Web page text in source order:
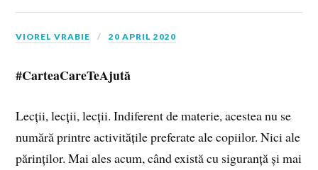
VIOREL VRABIE 20 APRIL 2020
#CarteaCareTeAjută
Lecții, lecții, lecții. Indiferent de materie, acestea nu se
numără printre activitățile preferate ale copiilor. Nici ale
părinților. Mai ales acum, când există cu siguranță și mai